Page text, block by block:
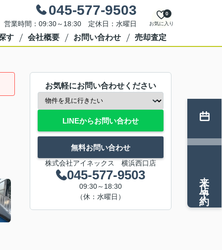
045-577-9503
営業時間：09:30～18:30 定休日：水曜日 お気に入り
0
す 会社概要 お問い合わせ 売却査定
お気軽にお問い合わせください
LINEからお問い合わせ
無料お問い合わせ
株式会社アイネックス 横浜西口店
045-577-9503
09:30～18:30
（休：水曜日）
来店予約